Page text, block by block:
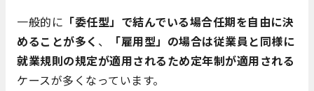
一般的に 「委任型」で結んでいる場合任期を自由に決
めることが多く 、
「雇用型」の場合は従業員と同様に
就業規則の規定が適用されるため定年制が適用される
ケースが多くなっています。